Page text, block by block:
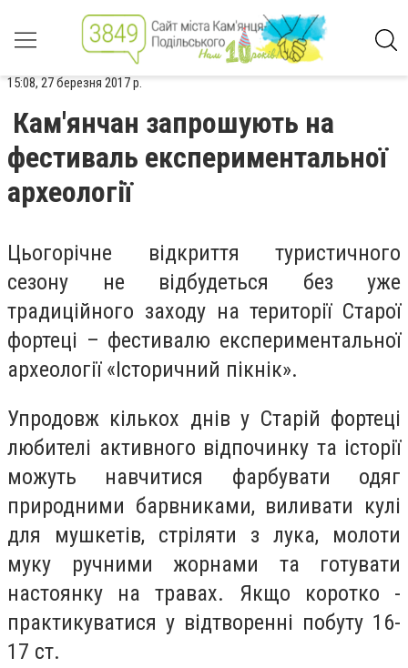
15:08, 27 березня 2017 р.
Кам'янчан запрошують на
фестиваль експериментальної
археології
Цьогорічне відкриття туристичного
сезону не відбудеться без уже
традиційного заходу на території Старої
фортеці – фестивалю експериментальної
археології «Історичний пікнік».
Упродовж кількох днів у Старій фортеці
любителі активного відпочинку та історії
можуть навчитися фарбувати одяг
природними барвниками, виливати кулі
для мушкетів, стріляти з лука, молоти
муку ручними жорнами та готувати
настоянку на травах. Якщо коротко -
практикуватися у відтворенні побуту 16-
17 ст.